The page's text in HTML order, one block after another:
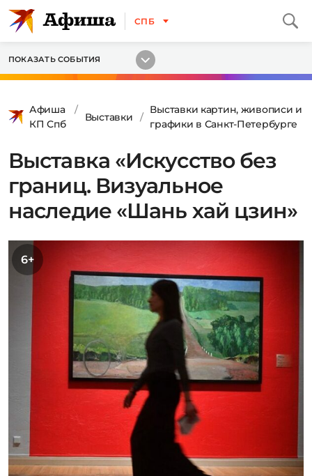
СПБ
ПОКАЗАТЬ СОБЫТИЯ
Афиша
КП Спб
Выставки
Выставки картин, живописи и
графики в Санкт-Петербурге
Выставка «Искусство без
границ. Визуальное
наследие «Шань хай цзин»
6+